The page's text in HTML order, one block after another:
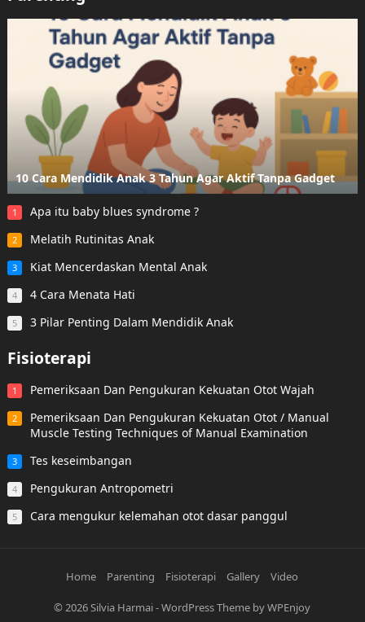
10 Cara Mendidik Anak 3 Tahun Agar Aktif Tanpa Gadget
1 Apa itu baby blues syndrome ?
2 Melatih Rutinitas Anak
3 Kiat Mencerdaskan Mental Anak
4 4 Cara Menata Hati
5 3 Pilar Penting Dalam Mendidik Anak
Fisioterapi
1 Pemeriksaan Dan Pengukuran Kekuatan Otot Wajah
2
Pemeriksaan Dan Pengukuran Kekuatan Otot / Manual
Muscle Testing Techniques of Manual Examination
3 Tes keseimbangan
4 Pengukuran Antropometri
5 Cara mengukur kelemahan otot dasar panggul
Home Parenting Fisioterapi Gallery Video
© 2026Silvia Harmai-WordPress Theme byWPEnjoy